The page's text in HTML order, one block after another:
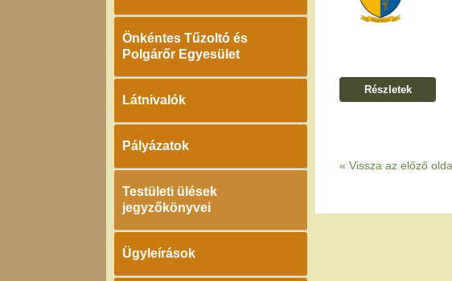
Önkéntes Tűzoltó és
Polgárőr Egyesület
Látnivalók
Pályázatok
Testületi ülések
jegyzőkönyvei
Ügyleírások
Részletek
« Vissza az előző